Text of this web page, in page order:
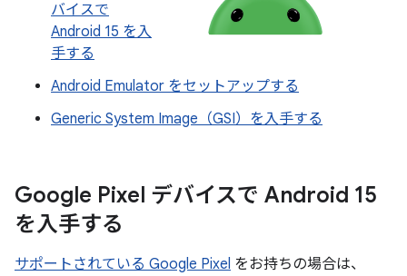
バイスで
Android 15 を入
手する
Android Emulator をセットアップする
Generic System Image（GSI）を入手する
Google Pixel デバイスで Android 15
を入手する
サポートされている Google Pixel をお持ちの場合は、